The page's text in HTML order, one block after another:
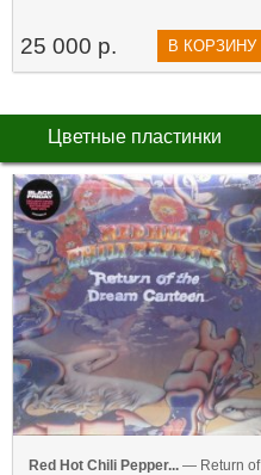
25 000 р. В КОРЗИНУ
Цветные пластинки
Red Hot Chili Pepper...— Return of